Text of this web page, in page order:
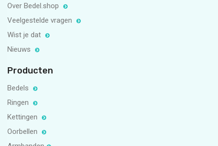
Over Bedel.shop
Veelgestelde vragen
Wist je dat
Nieuws
Producten
Bedels
Ringen
Kettingen
Oorbellen